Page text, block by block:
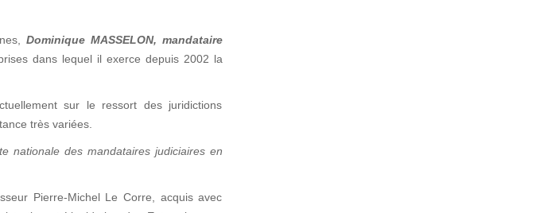
Dominique MASSELON, mandataire
dans lequel il exerce depuis 2002 la
sur le ressort des juridictions
très variées.
nationale des mandataires judiciaires en
Pierre-Michel Le Corre, acquis avec